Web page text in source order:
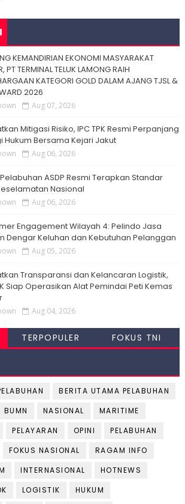
KEMANDIRIAN EKONOMI MASYARAKAT
PT TERMINAL TELUK LAMONG RAIH
KATEGORI GOLD DALAM AJANG TJSL &
2026
Aug 07, 2026
Mitigasi Risiko, IPC TPK Resmi Perpanjang
Hukum Bersama Kejari Jakut
Aug 06, 2026
ASDP Resmi Terapkan Standar
Nasional
Aug 06, 2026
Engagement Wilayah 4: Pelindo Jasa
Dengar Keluhan dan Kebutuhan Pelanggan
Aug 05, 2026
Transparansi dan Kelancaran Logistik,
Siap Operasikan Alat Pemindai Peti Kemas
Aug 04, 2026
TERPOPULER FOKUS TNI
BERITA UTAMA PELABUHAN
BUMN NASIONAL
MARITIME
PELAYARAN OPINI
PELABUHAN
FOKUS NASIONAL
RAGAM INFO
INTERNASIONAL
HOTNEWS
LOGISTIK
HUKUM